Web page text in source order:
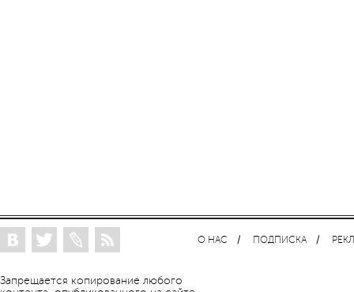
Запрещается копирование любого
О НАС ПОДПИСКА